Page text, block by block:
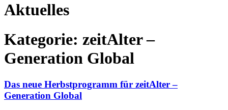
Aktuelles
Kategorie: zeitAlter –
Generation Global
Das neue Herbstprogramm für zeitAlter –
Generation Global